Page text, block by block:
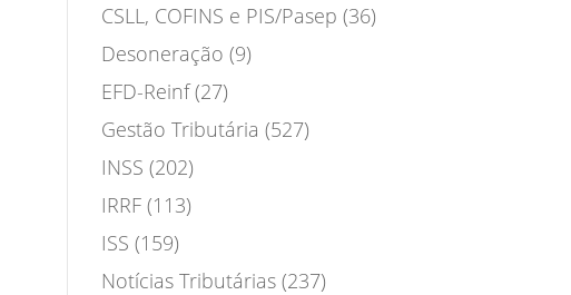
CSLL, COFINS e PIS/Pasep (36)
Desoneração (9)
EFD-Reinf(27)
Gestão Tributária (527)
INSS (202)
IRRF(113)
ISS (159)
Notícias Tributárias(237)